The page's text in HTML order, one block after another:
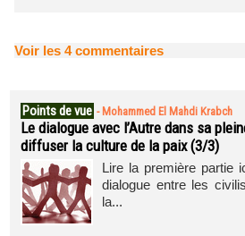
Voir les 4commentaires
Points de vue - Mohammed El Mahdi Krabch
Le dialogue avec l’Autre dans sa
diffuser la culture de la paix (3/3)
Lire la première partie
dialogue entre les
la...